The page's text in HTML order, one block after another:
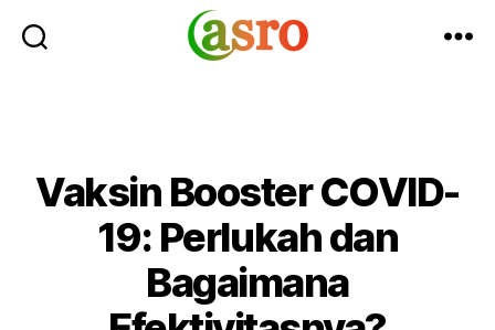
Vaksin Booster COVID-
19: Perlukah dan
Bagaimana